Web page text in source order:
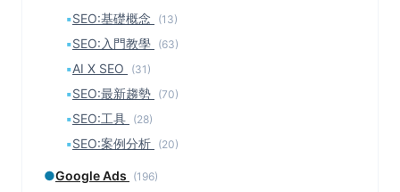
▪SEO:基礎概念 (13)
▪SEO:入門教學 (63)
▪AI X SEO (31)
▪SEO:最新趨勢 (70)
▪SEO:工具 (28)
▪SEO:案例分析 (20)
●Google Ads (196)